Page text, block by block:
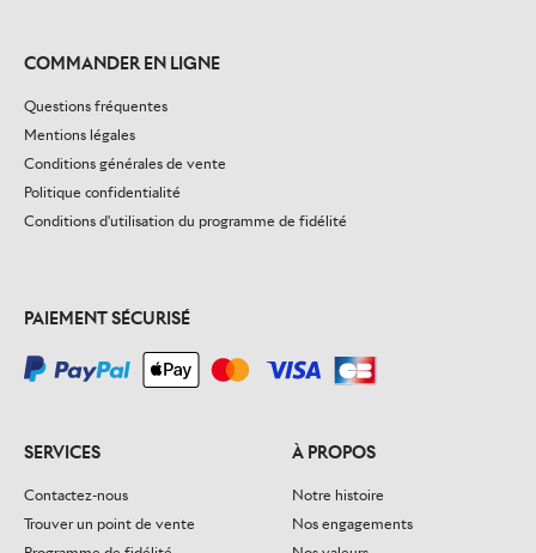
COMMANDER EN LIGNE
Questions fréquentes
Mentions légales
Conditions générales de vente
Politique confidentialité
Conditions d'utilisation du programme de fidélité
PAIEMENT SÉCURISÉ
SERVICES
Contactez-nous
Trouver un point de vente
À PROPOS
Notre histoire
Nos engagements